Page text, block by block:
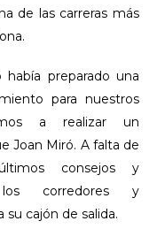
de las carreras más
preparado una
para nuestros
a realizar un
Joan Miró. A falta de
consejos y
los corredores y
cajón de salida.